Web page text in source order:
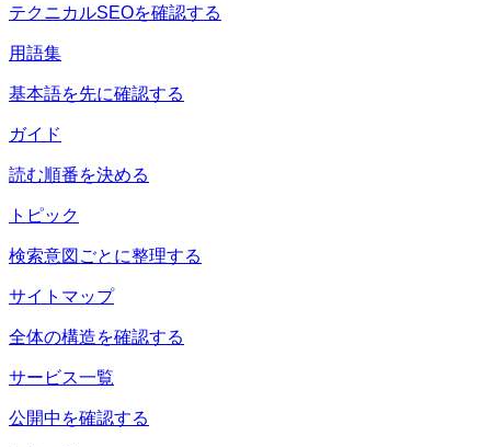
テクニカルSEOを確認する
用語集
基本語を先に確認する
ガイド
読む順番を決める
トピック
検索意図ごとに整理する
サイトマップ
全体の構造を確認する
サービス一覧
公開中を確認する